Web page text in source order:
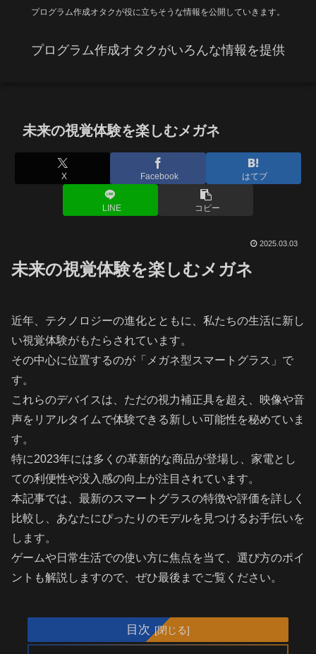
プログラム作成オタクが役に立ちそうな情報を公開していきます。
プログラム作成オタクがいろんな情報を提供
未来の視覚体験を楽しむメガネ
X Facebook はてブ
LINE コピー
2025.03.03
未来の視覚体験を楽しむメガネ
近年、テクノロジーの進化とともに、私たちの生活に新し
い視覚体験がもたらされています。
その中心に位置するのが「メガネ型スマートグラス」で
す。
これらのデバイスは、ただの視力補正具を超え、映像や音
声をリアルタイムで体験できる新しい可能性を秘めていま
す。
特に2023年には多くの革新的な商品が登場し、家電とし
ての利便性や没入感の向上が注目されています。
本記事では、最新のスマートグラスの特徴や評価を詳しく
比較し、あなたにぴったりのモデルを見つけるお手伝いを
します。
ゲームや日常生活での使い方に焦点を当て、選び方のポイ
ントも解説しますので、ぜひ最後までご覧ください。
目次